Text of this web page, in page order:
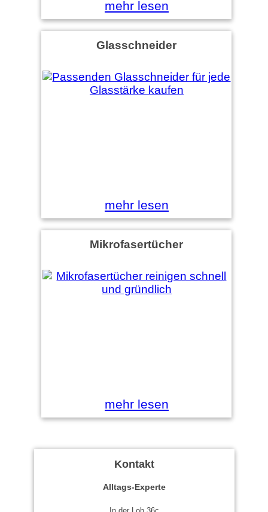
mehr lesen
Glasschneider
mehr lesen
Mikrofasertücher
mehr lesen
Kontakt
Alltags-Experte
In der Loh 36c